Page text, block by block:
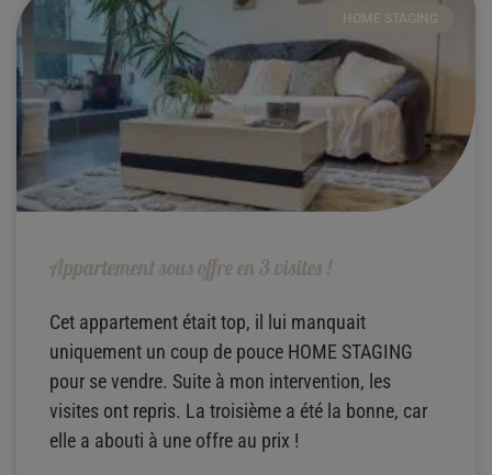
HOME STAGING
Appartement sous offre en 3 visites !
Cet appartement était top, il lui manquait
uniquement un coup de pouce HOME STAGING
pour se vendre. Suite à mon intervention, les
visites ont repris. La troisième a été la bonne, car
elle a abouti à une offre au prix !